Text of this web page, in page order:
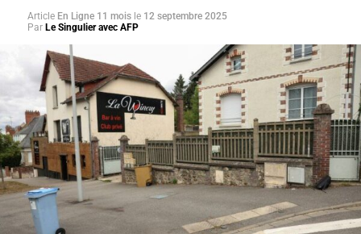
Article En Ligne 11 mois le 12 septembre 2025
Par Le Singulier avec AFP